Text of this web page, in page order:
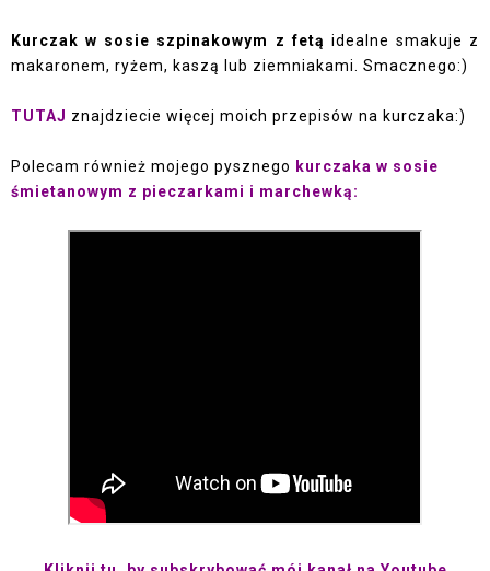
Kurczak w sosie szpinakowym z fetą idealne smakuje z
makaronem, ryżem, kaszą lub ziemniakami. Smacznego:)
TUTAJ znajdziecie więcej moich przepisów na kurczaka:)
Polecam również mojego pysznego kurczaka w sosie
śmietanowym z pieczarkami i marchewką: